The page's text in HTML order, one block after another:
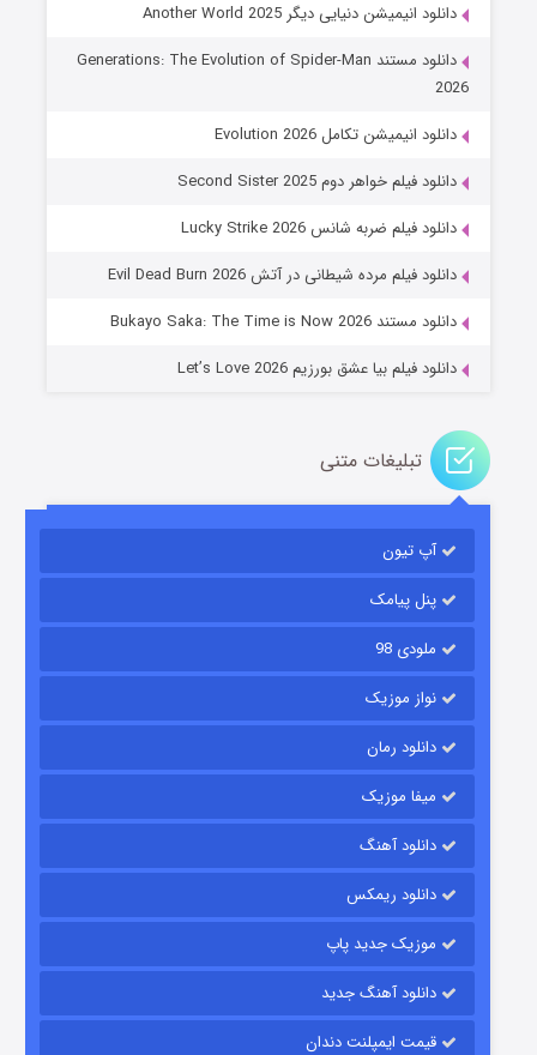
جادوگری در مغولستان
باب اسفنجی فصل ۱۷
قسمت۶ (زیرنویس) منتشر شد
قسمت۱۵ (دوبله) منتشر شد
دانلود انیمیشن دنیایی دیگر Another World 2025
دانلود مستند Generations: The Evolution of Spider-Man
2026
دانلود انیمیشن تکامل Evolution 2026
دانلود فیلم خواهر دوم Second Sister 2025
دانلود فیلم ضربه شانس Lucky Strike 2026
دانلود فیلم مرده شیطانی در آتش Evil Dead Burn 2026
دانلود مستند Bukayo Saka: The Time is Now 2026
دانلود فیلم بیا عشق بورزیم Let’s Love 2026
تبلیغات متنی
آپ تیون
پنل پیامک
ملودی 98
نواز موزیک
دانلود رمان
میفا موزیک
دانلود آهنگ
دانلود ریمکس
موزیک جدید پاپ
دانلود آهنگ جدید
قیمت ایمپلنت دندان